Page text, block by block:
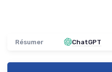
Résumer ChatGPT